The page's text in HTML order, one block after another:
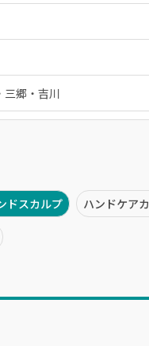
三郷・吉川
・上福岡
ドスカルプ ハンドケア